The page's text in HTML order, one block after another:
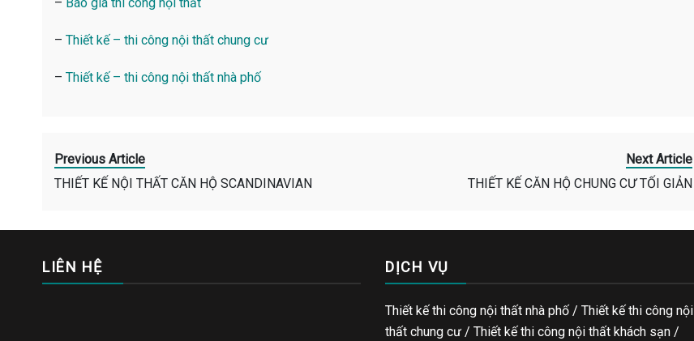
– Báo giá thi công nội thất
– Thiết kế – thi công nội thất chung cư
– Thiết kế – thi công nội thất nhà phố
Previous Article
THIẾT KẾ NỘI THẤT CĂN HỘ SCANDINAVIAN
Next Article
THIẾT KẾ CĂN HỘ CHUNG CƯ TỐI GIẢN
LIÊN HỆ DỊCH VỤ
Thiết kế thi công nội thất nhà phố / Thiết kế thi công nội
thất chung cư / Thiết kế thi công nội thất khách sạn /